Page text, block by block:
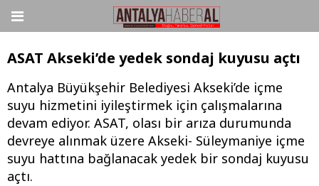
ASAT Akseki’de yedek sondaj kuyusu açtı
Antalya Büyükşehir Belediyesi Akseki’de içme
suyu hizmetini iyileştirmek için çalışmalarına
devam ediyor. ASAT, olası bir arıza durumunda
devreye alınmak üzere Akseki- Süleymaniye içme
suyu hattına bağlanacak yedek bir sondaj kuyusu
açtı.